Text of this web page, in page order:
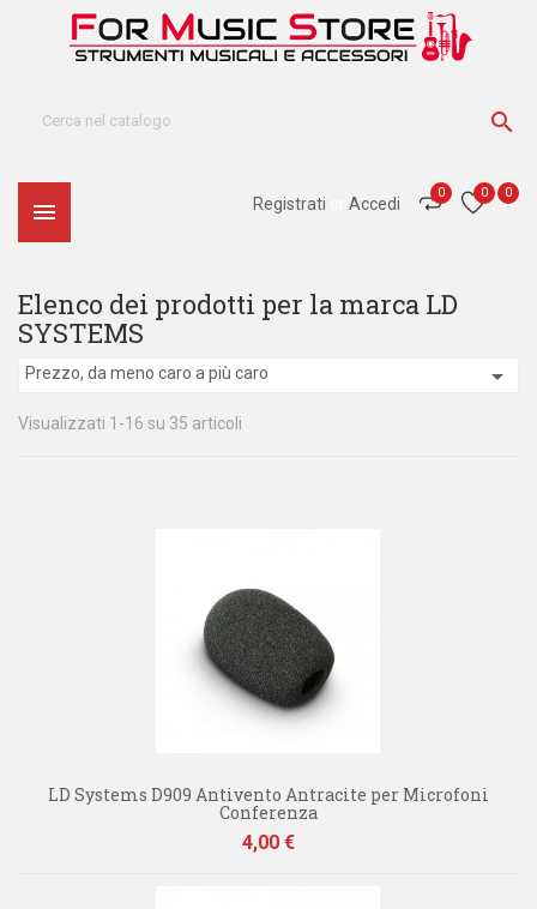


0
0
0
Registrati Accedi
Elenco dei prodotti per la marca LD
SYSTEMS
Prezzo, da meno caro a più caro 
Visualizzati 1-16 su 35 articoli
LD Systems D909 Antivento Antracite per Microfoni
Conferenza
Prezzo
4,00 €